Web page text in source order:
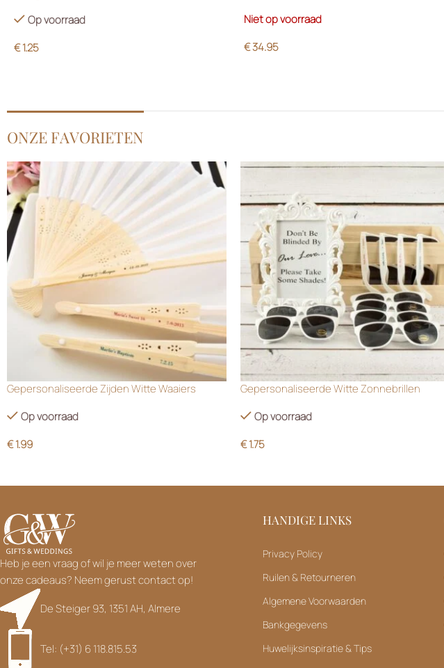
Op voorraad
€1.25
Niet op voorraad
€34.95
ONZE FAVORIETEN
Gepersonaliseerde Zijden Witte Waaiers
Op voorraad
€1.99
Gepersonaliseerde Witte Zonnebrillen
Op voorraad
€1.75
Heb je een vraag of wil je meer weten over
onze cadeaus? Neem gerust contact op!
De Steiger 93, 1351 AH, Almere
Tel: (+31) 6 118.815.53
HANDIGE LINKS
Privacy Policy
Ruilen & Retourneren
Algemene Voorwaarden
Bankgegevens
Huwelijksinspiratie & Tips